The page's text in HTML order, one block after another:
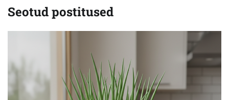
Seotud postitused